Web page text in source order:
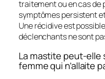
traitement ou en cas de
symptômes persistent
Une récidive est
déclenchants ne sont
La mastite peut-elle
femme qui n’allaite